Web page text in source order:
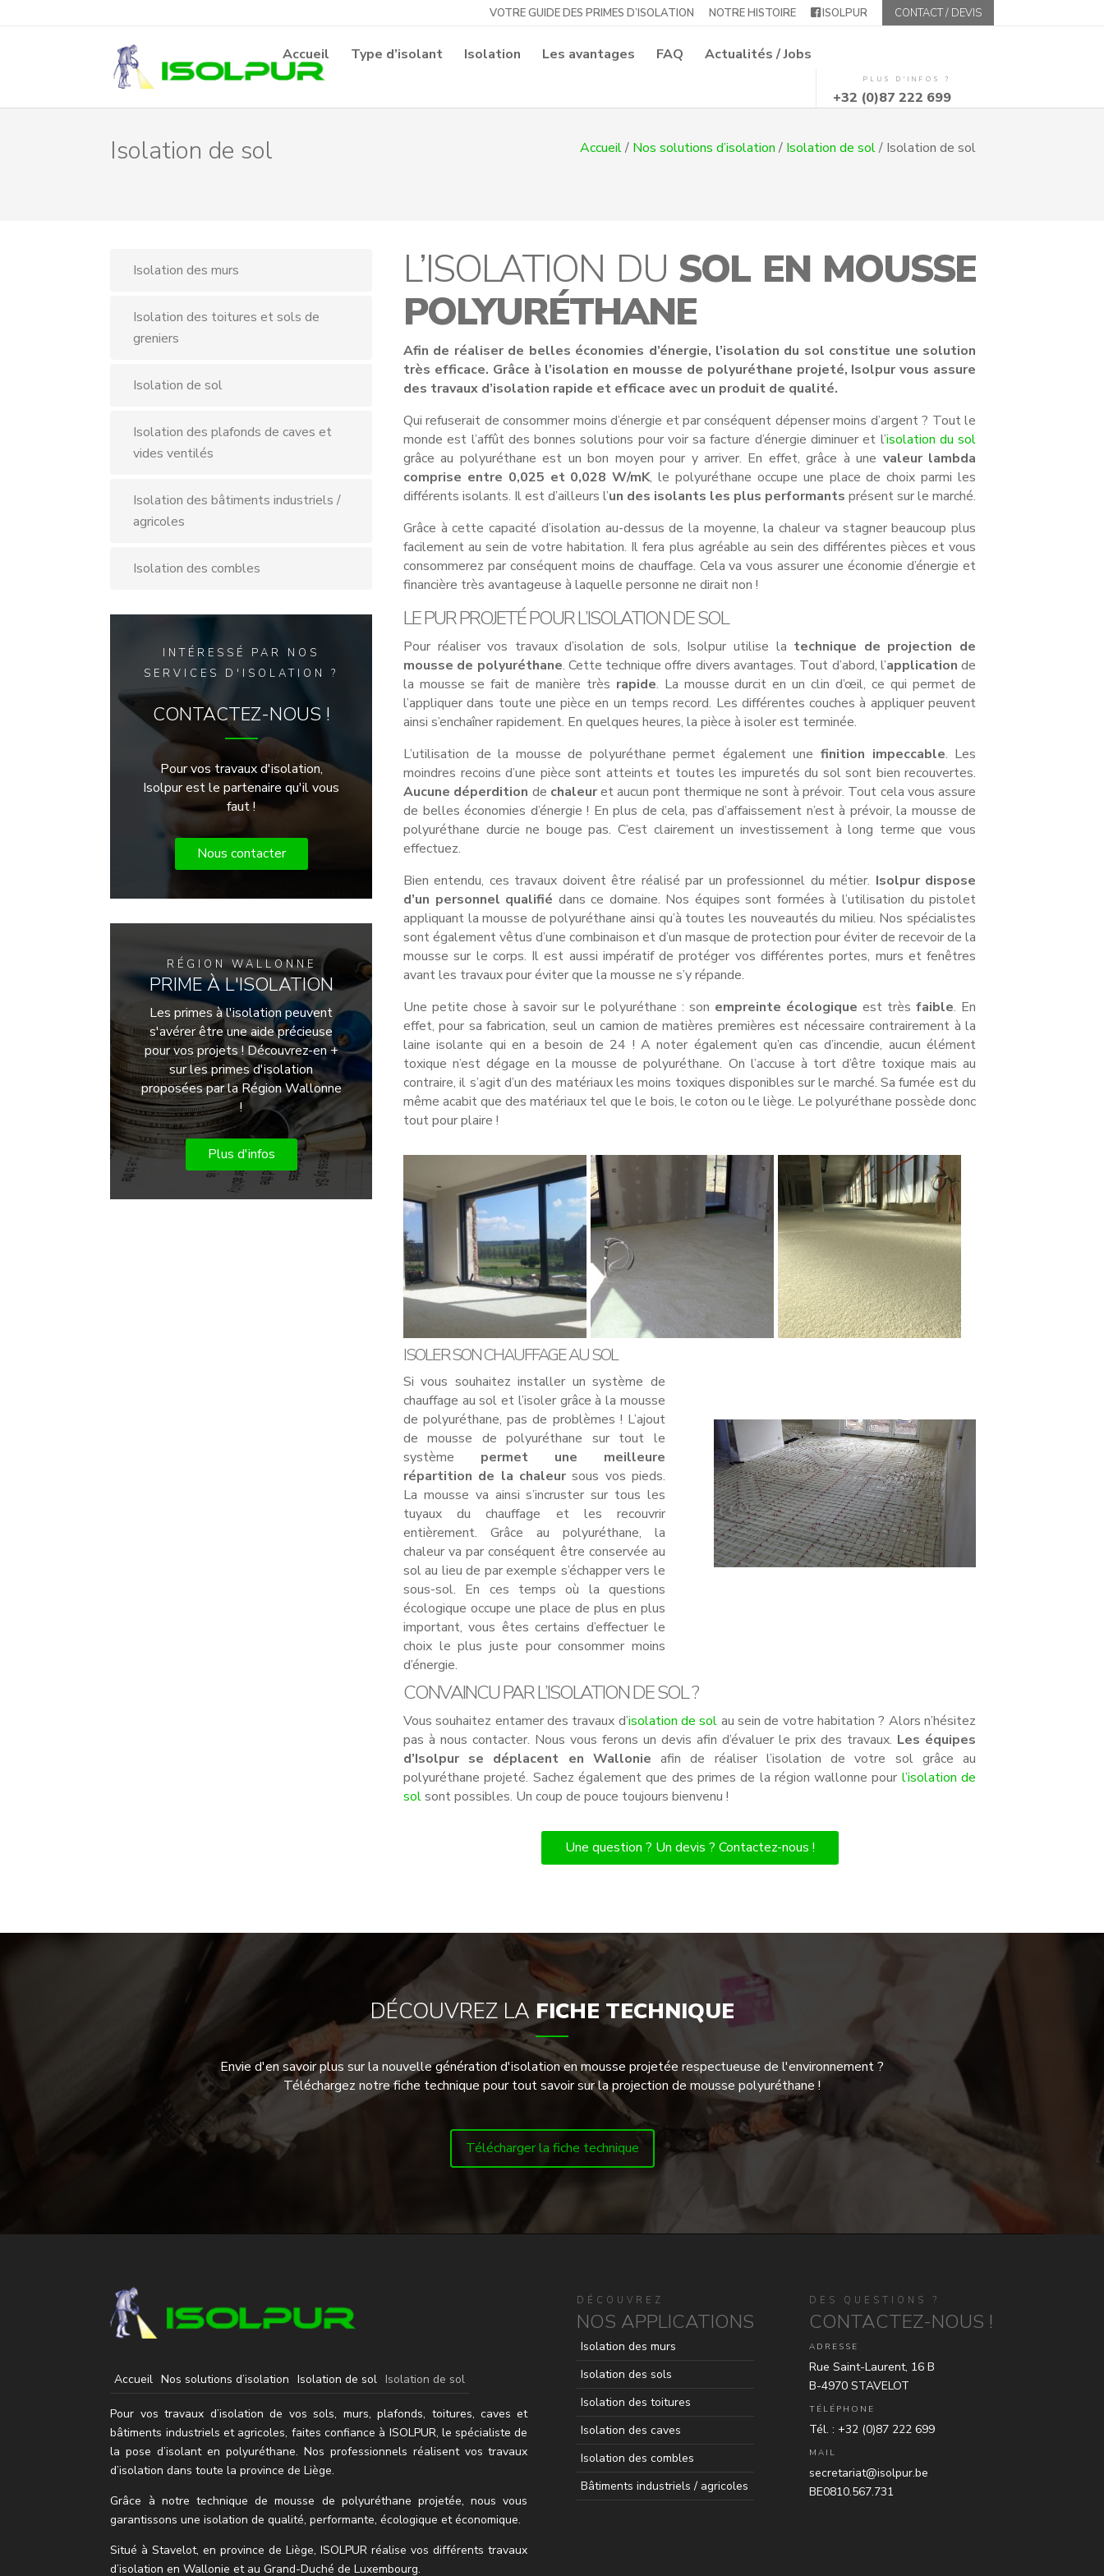
VOTRE GUIDE DES PRIMES D’ISOLATION NOTRE HISTOIRE ISOLPUR CONTACT / DEVIS
Accueil Type d’isolant Isolation Les avantages FAQ Actualités / Jobs
PLUS D'INFOS ?
+32 (0)87 222 699
Isolation de sol Accueil/ Nos solutions d’isolation / Isolation de sol/ Isolation de sol
Isolation des murs
Isolation des toitures et sols de
greniers
Isolation de sol
Isolation des plafonds de caves et
vides ventilés
Isolation des bâtiments industriels /
agricoles
Isolation des combles
INTÉRESSÉ PAR NOS
SERVICES D'ISOLATION ?
CONTACTEZ-NOUS !
Pour vos travaux d'isolation,
Isolpur est le partenaire qu'il vous
faut !
Nous contacter
RÉGION WALLONNE
PRIME À L'ISOLATION
Les primes à l'isolation peuvent
s'avérer être une aide précieuse
pour vos projets ! Découvrez-en +
sur les primes d'isolation
proposées par la Région Wallonne
!
Plus d'infos
L’ISOLATION DU SOL EN MOUSSE
POLYURÉTHANE
Afin de réaliser de belles économies d’énergie, l’isolation du sol constitue une solution
très efficace. Grâce à l’isolation en mousse de polyuréthane projeté, Isolpur vous assure
des travaux d’isolation rapide et efficace avec un produit de qualité.
Qui refuserait de consommer moins d’énergie et par conséquent dépenser moins d’argent ? Tout le
monde est l’affût des bonnes solutions pour voir sa facture d’énergie diminuer et l’isolation du sol
grâce au polyuréthane est un bon moyen pour y arriver. En effet, grâce à une valeur lambda
comprise entre 0,025 et 0,028 W/mK, le polyuréthane occupe une place de choix parmi les
différents isolants. Il est d’ailleurs l’un des isolants les plus performants présent sur le marché.
Grâce à cette capacité d’isolation au-dessus de la moyenne, la chaleur va stagner beaucoup plus
facilement au sein de votre habitation. Il fera plus agréable au sein des différentes pièces et vous
consommerez par conséquent moins de chauffage. Cela va vous assurer une économie d’énergie et
financière très avantageuse à laquelle personne ne dirait non !
LE PUR PROJETÉ POUR L’ISOLATION DE SOL
Pour réaliser vos travaux d’isolation de sols, Isolpur utilise la technique de projection de
mousse de polyuréthane. Cette technique offre divers avantages. Tout d’abord, l’application de
la mousse se fait de manière très rapide. La mousse durcit en un clin d’œil, ce qui permet de
l’appliquer dans toute une pièce en un temps record. Les différentes couches à appliquer peuvent
ainsi s’enchaîner rapidement. En quelques heures, la pièce à isoler est terminée.
L’utilisation de la mousse de polyuréthane permet également une finition impeccable. Les
moindres recoins d’une pièce sont atteints et toutes les impuretés du sol sont bien recouvertes.
Aucune déperdition de chaleuret aucun pont thermique ne sont à prévoir. Tout cela vous assure
de belles économies d’énergie ! En plus de cela, pas d’affaissement n’est à prévoir, la mousse de
polyuréthane durcie ne bouge pas. C’est clairement un investissement à long terme que vous
effectuez.
Bien entendu, ces travaux doivent être réalisé par un professionnel du métier. Isolpur dispose
d’un personnel qualifié dans ce domaine. Nos équipes sont formées à l’utilisation du pistolet
appliquant la mousse de polyuréthane ainsi qu’à toutes les nouveautés du milieu. Nos spécialistes
sont également vêtus d’une combinaison et d’un masque de protection pour éviter de recevoir de la
mousse sur le corps. Il est aussi impératif de protéger vos différentes portes, murs et fenêtres
avant les travaux pour éviter que la mousse ne s’y répande.
Une petite chose à savoir sur le polyuréthane : son empreinte écologique est trèsfaible. En
effet, pour sa fabrication, seul un camion de matières premières est nécessaire contrairement à la
laine isolante qui en a besoin de 24 ! A noter également qu’en cas d’incendie, aucun élément
toxique n’est dégage en la mousse de polyuréthane. On l’accuse à tort d’être toxique mais au
contraire, il s’agit d’un des matériaux les moins toxiques disponibles sur le marché. Sa fumée est du
même acabit que des matériaux tel que le bois, le coton ou le liège. Le polyuréthane possède donc
tout pour plaire !
ISOLER SON CHAUFFAGE AU SOL
Si vous souhaitez installer un système de
chauffage au sol et l’isoler grâce à la mousse
de polyuréthane, pas de problèmes ! L’ajout
de mousse de polyuréthane sur tout le
système permet une meilleure
répartition de la chaleursous vos pieds.
La mousse va ainsi s’incruster sur tous les
tuyaux du chauffage et les recouvrir
entièrement. Grâce au polyuréthane, la
chaleur va par conséquent être conservée au
sol au lieu de par exemple s’échapper vers le
sous-sol. En ces temps où la questions
écologique occupe une place de plus en plus
important, vous êtes certains d’effectuer le
choix le plus juste pour consommer moins
d’énergie.
CONVAINCU PAR L’ISOLATION DE SOL ?
Vous souhaitez entamer des travaux d’isolation de sol au sein de votre habitation ? Alors n’hésitez
pas à nous contacter. Nous vous ferons un devis afin d’évaluer le prix des travaux. Les équipes
d’Isolpur se déplacent en Wallonie afin de réaliser l’isolation de votre sol grâce au
polyuréthane projeté. Sachez également que des primes de la région wallonne pour l’isolation de
solsont possibles. Un coup de pouce toujours bienvenu !
Une question ? Un devis ? Contactez-nous !
DÉCOUVREZ LA FICHE TECHNIQUE
Envie d'en savoir plus sur la nouvelle génération d'isolation en mousse projetée respectueuse de l'environnement ?
Téléchargez notre fiche technique pour tout savoir sur la projection de mousse polyuréthane !
Télécharger la fiche technique
Accueil Nos solutions d’isolation Isolation de sol Isolation de sol
Pour vos travaux d’isolation de vos sols, murs, plafonds, toitures, caves et
bâtiments industriels et agricoles, faites confiance à ISOLPUR, le spécialiste de
la pose d’isolant en polyuréthane. Nos professionnels réalisent vos travaux
d’isolation dans toute la province de Liège.
Grâce à notre technique de mousse de polyuréthane projetée, nous vous
garantissons une isolation de qualité, performante, écologique et économique.
Situé à Stavelot, en province deLiège, ISOLPUR réalise vos différents travaux
d’isolation en Wallonie et au Grand-Duché de Luxembourg.
DÉCOUVREZ
NOS APPLICATIONS
Isolation des murs
Isolation des sols
Isolation des toitures
Isolation des caves
Isolation des combles
Bâtiments industriels / agricoles
DES QUESTIONS ?
CONTACTEZ-NOUS !
ADRESSE
Rue Saint-Laurent, 16 B
B-4970 STAVELOT
TÉLÉPHONE
Tél. : +32 (0)87 222 699
MAIL
secretariat@isolpur.be
BE0810.567.731